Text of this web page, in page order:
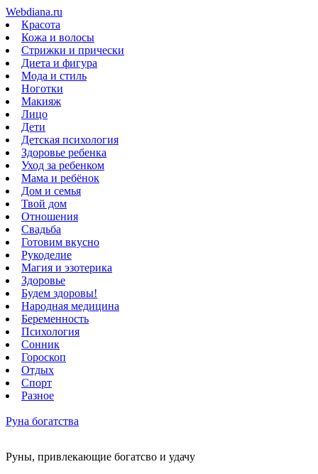
Webdiana.ru
Красота
Кожа и волосы
Стрижки и прически
Диета и фигура
Мода и стиль
Ноготки
Макияж
Лицо
Дети
Детская психология
Здоровье ребенка
Уход за ребенком
Мама и ребёнок
Дом и семья
Твой дом
Отношения
Свадьба
Готовим вкусно
Рукоделие
Магия и эзотерика
Здоровье
Будем здоровы!
Народная медицина
Беременность
Психология
Сонник
Гороскоп
Отдых
Спорт
Разное
Руна богатства
Руны, привлекающие богатсво и удачу